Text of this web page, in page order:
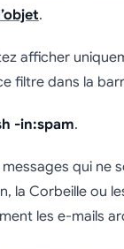
.
afficher
filtre dans la
-in:spam.
qui ne
la Corbeille ou
les e-mails